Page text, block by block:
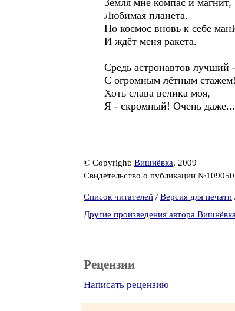
Земля мне компас и магнит,
Любимая планета.
Но космос вновь к себе
И ждёт меня ракета.
Средь астронавтов лучший
С огромным лётным стажем!
Хоть слава велика моя,
Я - скромный! Очень даже...
© Copyright: Вишнёвка, 2009
Свидетельство о публикации
Список читателей / Версия для печати
Другие произведения автора Вишнёвка
Рецензии
Написать рецензию